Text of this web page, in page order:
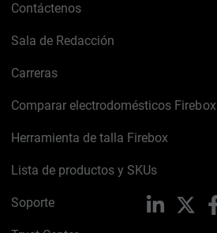
Contáctenos
Sala de Redacción
Carreras
Comparar electrodomésticos Firebox
Herramienta de talla Firebox
Lista de productos y SKUs
Soporte LinkedIn